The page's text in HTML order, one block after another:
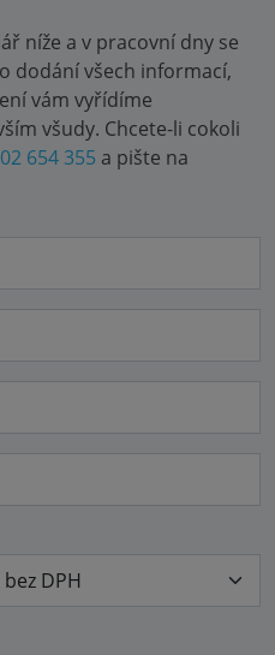
níže a v pracovní dny se
dodání všech informací,
vám vyřídíme
všudy. Chcete-li cokoli
654 355 a pište na